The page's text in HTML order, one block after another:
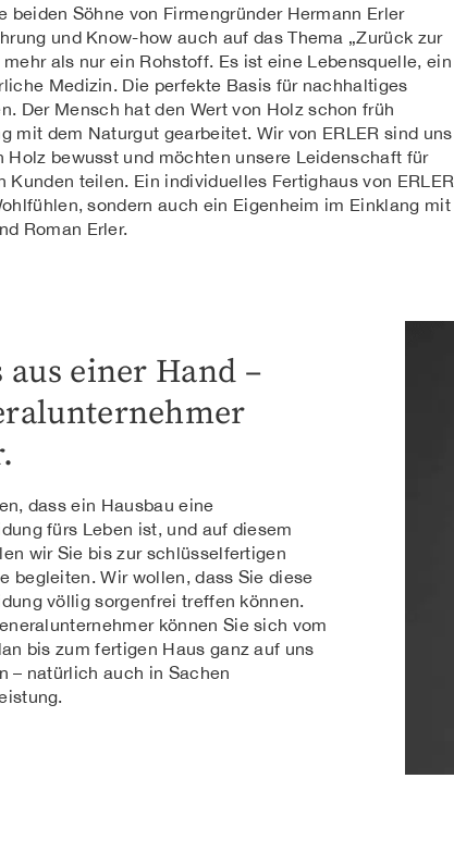
beiden Söhne von Firmengründer Hermann Erler
und Know-how auch auf das Thema „Zurück zur
als nur ein Rohstoff. Es ist eine Lebensquelle, ein
Medizin. Die perfekte Basis für nachhaltiges
Der Mensch hat den Wert von Holz schon früh
mit dem Naturgut gearbeitet. Wir von ERLER sind uns
Holz bewusst und möchten unsere Leidenschaft für
Kunden teilen. Ein individuelles Fertighaus von ERLER
sondern auch ein Eigenheim im Einklang mit
Roman Erler.
aus einer Hand –
dass ein Hausbau eine
fürs Leben ist, und auf diesem
wir Sie bis zur schlüsselfertigen
begleiten. Wir wollen, dass Sie diese
völlig sorgenfrei treffen können.
können Sie sich vom
bis zum fertigen Haus ganz auf uns
– natürlich auch in Sachen